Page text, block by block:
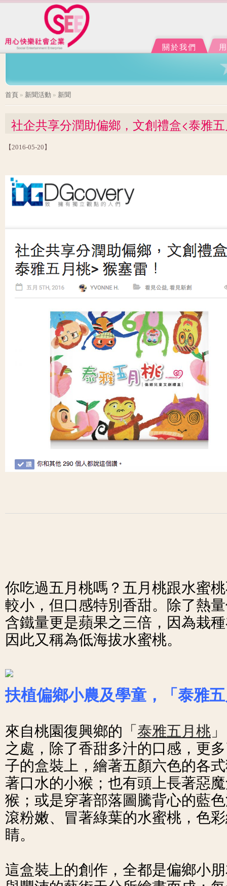
關於我們
您在這裡
首頁 » 新聞活動 » 新聞
社企共享分潤助偏鄉，文創禮盒<泰雅
【2016-05-20】
你吃過五月桃嗎？五月桃跟水蜜
較小，但口感特別香甜。除了熱
含鐵量更是蘋果之三倍，因為栽
因此又稱為低海拔水蜜桃。
扶植偏鄉小農及學童，「泰雅
來自桃園復興鄉的「 泰雅五月桃
之處，除了香甜多汁的口感，更
子的盒裝上，繪著五顏六色的各
著口水的小猴；也有頭上長著惡
猴；或是穿著部落圖騰背心的藍
滾粉嫩、冒著綠葉的水蜜桃，色
睛。
這盒裝上的創作，全都是偏鄉小